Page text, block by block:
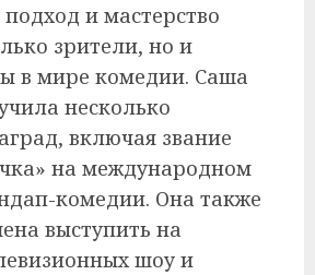
и мастерство
зрители, но и
в мире комедии. Саша
несколько
включая звание
на международном
комедии. Она также
выступить на
шоу и